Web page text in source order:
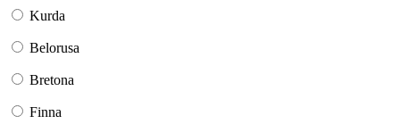
Kurda
Belorusa
Bretona
Finna